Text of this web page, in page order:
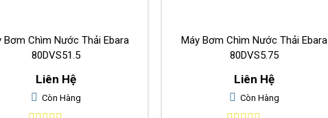
Bơm Chìm Nước Thải Ebara
80DVS51.5
Liên Hệ
Còn Hàng
Máy Bơm Chìm Nước Thải Ebara
80DVS5.75
Liên Hệ
Còn Hàng